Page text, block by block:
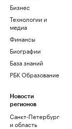
Бизнес
Технологии и
медиа
Финансы
Биографии
База знаний
РБК Образование
Новости
регионов
Санкт-Петербург
и область